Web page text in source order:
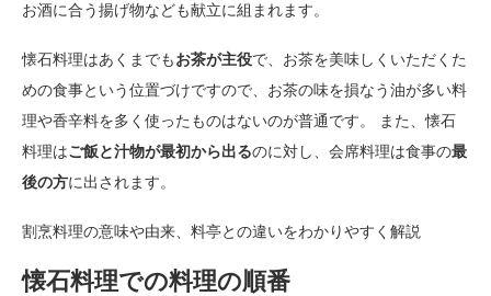
お酒に合う揚げ物なども献立に組まれます。
懐石料理はあくまでも お茶が主役で、お茶を美味しくいただくた
めの食事という位置づけですので、お茶の味を損なう油が多い料
理や香辛料を多く使ったものはないのが普通です。 また、懐石
料理はご飯と汁物が最初から出るのに対し、会席料理は食事の最
後の方に出されます。
割烹料理の意味や由来、料亭との違いをわかりやすく解説
懐石料理での料理の順番